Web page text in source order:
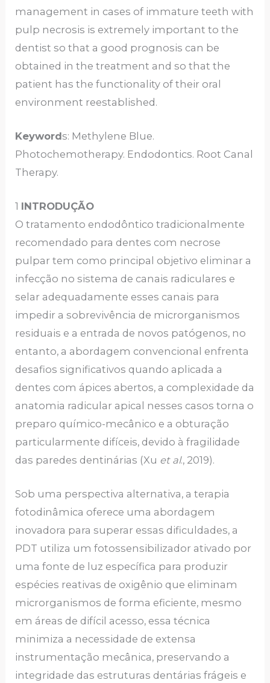
management in cases of immature teeth with
pulp necrosis is extremely important to the
dentist so that a good prognosis can be
obtained in the treatment and so that the
patient has the functionality of their oral
environment reestablished.
Keywords: Methylene Blue.
Photochemotherapy. Endodontics. Root Canal
Therapy.
1 INTRODUÇÃO
O tratamento endodôntico tradicionalmente
recomendado para dentes com necrose
pulpar tem como principal objetivo eliminar a
infecção no sistema de canais radiculares e
selar adequadamente esses canais para
impedir a sobrevivência de microrganismos
residuais e a entrada de novos patógenos, no
entanto, a abordagem convencional enfrenta
desafios significativos quando aplicada a
dentes com ápices abertos, a complexidade da
anatomia radicular apical nesses casos torna o
preparo químico-mecânico e a obturação
particularmente difíceis, devido à fragilidade
das paredes dentinárias (Xu et al., 2019).
Sob uma perspectiva alternativa, a terapia
fotodinâmica oferece uma abordagem
inovadora para superar essas dificuldades, a
PDT utiliza um fotossensibilizador ativado por
uma fonte de luz específica para produzir
espécies reativas de oxigênio que eliminam
microrganismos de forma eficiente, mesmo
em áreas de difícil acesso, essa técnica
minimiza a necessidade de extensa
instrumentação mecânica, preservando a
integridade das estruturas dentárias frágeis e